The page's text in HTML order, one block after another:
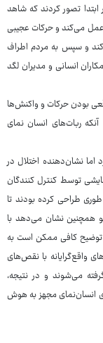
ابتدا تصور کردند که شاهد
می‌کند و حرکات عجیبی
و سپس به مردم اطراف
انسانی و مدیران لگد
بودن حرکات و واکنش‌ها
ربات‌های انسان نمای
اما نشان‌دهنده اختلال در
توسط کنترل کنندگان
طراحی کرده بودند تا
همچنین نشان می‌دهد با
توضیح کافی ممکن است به
واقع‌گرایانه با نقص‌های
می‌شوند و در نتیجه،
انسان‌نمای مجهز به هوش